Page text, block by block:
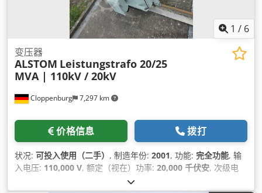
1 / 6
Cloppenburg 7,297 km
变压器
ALSTOM Leistungstrafo 20/25
MVA | 110kV / 20kV
价格信息 拨打
状况: 可投入使用（二手） , 制造年份: 2001, 功能: 完全功能, 输
入电压: 110,000 V, 额定（视在）功率: 20,000 千伏安, 次级电